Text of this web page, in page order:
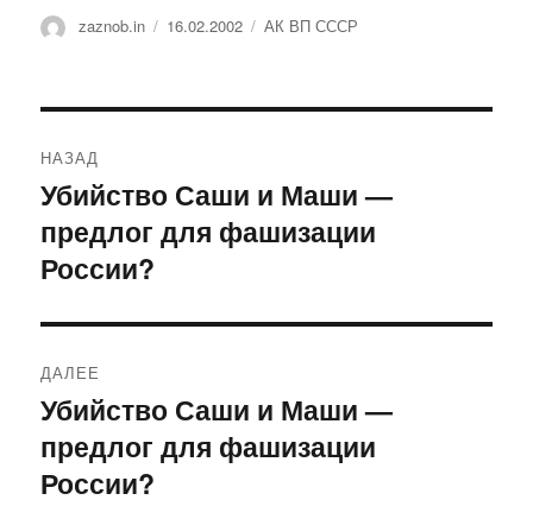
Автор
zaznob.in Опубликовано
16.02.2002 Рубрики
АК ВП СССР
по
записям
НАЗАД
Предыдущая
запись:
Убийство Саши и Маши —
предлог для фашизации
России?
ДАЛЕЕ
Следующая
запись:
Убийство Саши и Маши —
предлог для фашизации
России?